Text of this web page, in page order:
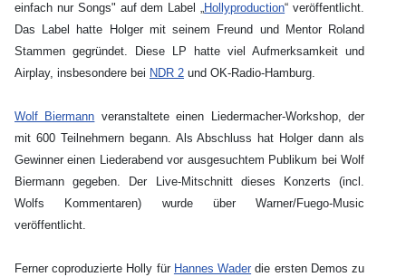
einfach nur Songs" auf dem Label „Hollyproduction“ veröffentlicht.
Das Label hatte Holger mit seinem Freund und Mentor Roland
Stammen gegründet. Diese LP hatte viel Aufmerksamkeit und
Airplay, insbesondere bei NDR 2 und OK-Radio-Hamburg.
Wolf Biermann veranstaltete einen Liedermacher-Workshop, der
mit 600 Teilnehmern begann. Als Abschluss hat Holger dann als
Gewinner einen Liederabend vor ausgesuchtem Publikum bei Wolf
Biermann gegeben. Der Live-Mitschnitt dieses Konzerts (incl.
Wolfs Kommentaren) wurde über Warner/Fuego-Music
veröffentlicht.
Ferner coproduzierte Holly für Hannes Wader die ersten Demos zu